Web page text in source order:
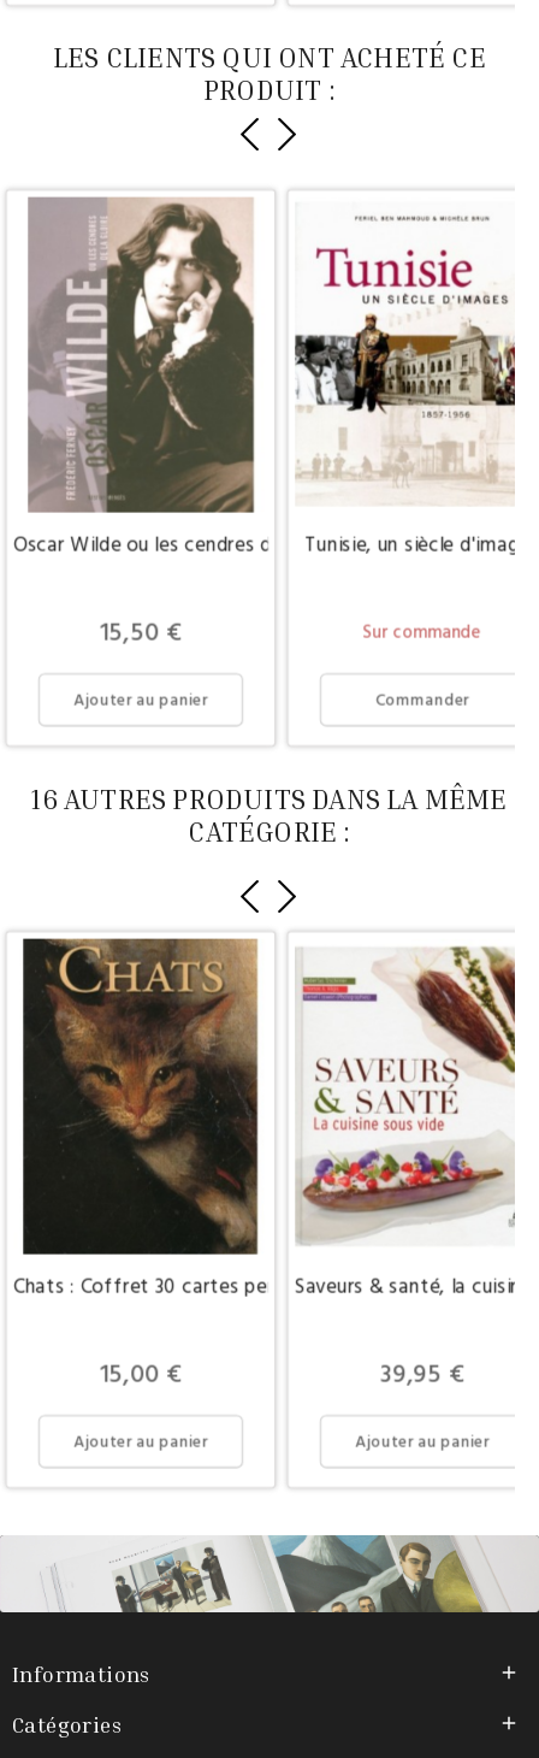
LES CLIENTS QUI ONT ACHETÉ CE
PRODUIT :
Oscar Wilde ou les cendres de la gloire
Prix
15,50 €
Ajouter au panier
Tunisie, un siècle d'images
Sur commande
Commander
16 AUTRES PRODUITS DANS LA MÊME
CATÉGORIE :
Chats : Coffret 30 cartes perpétuelles & enveloppes
Prix
15,00 €
Ajouter au panier
Saveurs & santé, la
Prix
39,95 €
Ajouter au panier
Informations 
Catégories 